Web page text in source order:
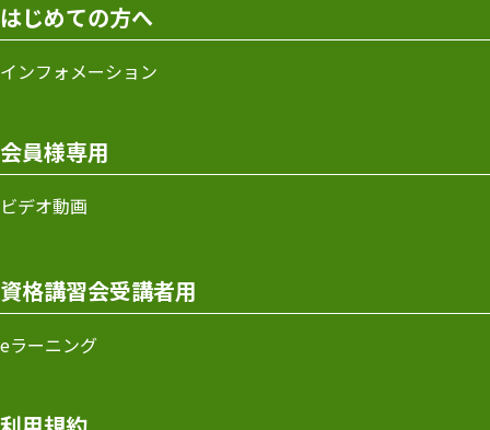
はじめての方へ
インフォメーション
会員様専用
ビデオ動画
資格講習会受講者用
eラーニング